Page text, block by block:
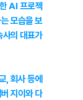
AI 프로젝
모습을 보
사의 대표가
, 회사 등에
지이와 다